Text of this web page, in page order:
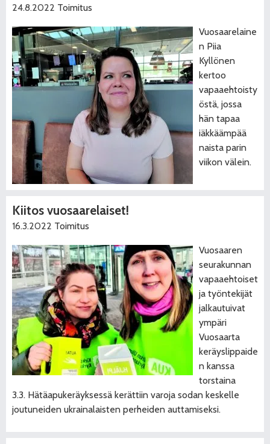
24.8.2022 Toimitus
Vuosaarelaine
n Piia
Kyllönen
kertoo
vapaaehtoisty
östä, jossa
hän tapaa
iäkkäämpää
naista parin
viikon välein.
Kiitos vuosaarelaiset!
16.3.2022 Toimitus
Vuosaaren
seurakunnan
vapaaehtoiset
ja työntekijät
jalkautuivat
ympäri
Vuosaarta
keräyslippaide
n kanssa
torstaina
3.3. Hätäapukeräyksessä kerättiin varoja sodan keskelle
joutuneiden ukrainalaisten perheiden auttamiseksi.